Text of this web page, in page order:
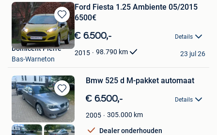
Bewaren
in
Mijn
Favorieten
Ford Fiesta 1.25 Ambiente 05/2015
6500€
€ 6.500,- Details
2015 98.790 km
Domicent Pierre
Bas-Warneton
23 jul 26
Bewaren
in
Mijn
Favorieten
Bmw 525 d M-pakket automaat
€ 6.500,- Details
2005 305.000 km
Dealer onderhouden